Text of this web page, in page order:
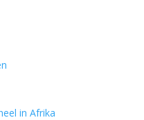
in Afrika